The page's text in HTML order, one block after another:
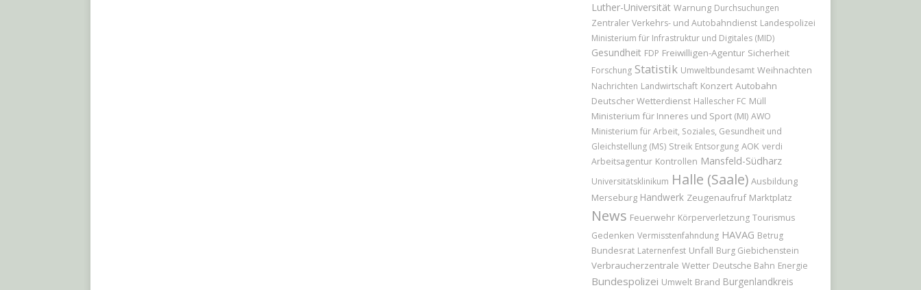
Luther-Universität Warnung Durchsuchungen
Zentraler Verkehrs- und Autobahndienst Landespolizei
Ministerium für Infrastruktur und Digitales (MID)
Gesundheit FDP Freiwilligen-Agentur Sicherheit
Forschung Statistik Umweltbundesamt Weihnachten
Nachrichten Landwirtschaft Konzert Autobahn
Deutscher Wetterdienst Hallescher FC Müll
Ministerium für Inneres und Sport (MI) AWO
Ministerium für Arbeit, Soziales, Gesundheit und
Gleichstellung (MS) Streik Entsorgung AOK verdi
Arbeitsagentur Kontrollen Mansfeld-Südharz
Universitätsklinikum Halle (Saale) Ausbildung
Merseburg Handwerk Zeugenaufruf Marktplatz
News Feuerwehr Körperverletzung Tourismus
Gedenken Vermisstenfahndung HAVAG Betrug
Bundesrat Laternenfest Unfall Burg Giebichenstein
Verbraucherzentrale Wetter Deutsche Bahn Energie
Bundespolizei Umwelt Brand Burgenlandkreis